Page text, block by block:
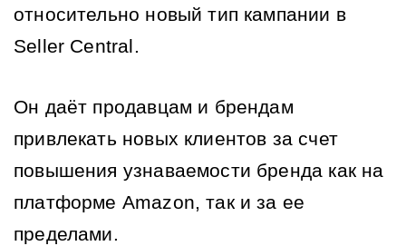
относительно новый тип кампании в
Seller Central.
Он даёт продавцам и брендам
привлекать новых клиентов за счет
повышения узнаваемости бренда как на
платформе Amazon, так и за ее
пределами.